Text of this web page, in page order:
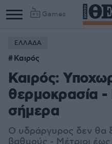
Games
ΕΛΛΑΔΑ
Καιρός
Καιρός:
θερμοκρασία
σήμερα
Ο υδράργυρος δεν θα